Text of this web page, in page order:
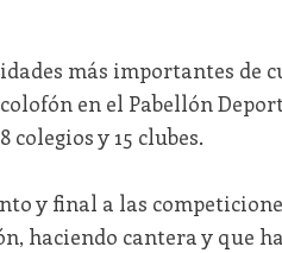
más importantes de
en el Pabellón
y 15 clubes.
y final a las
haciendo cantera y que